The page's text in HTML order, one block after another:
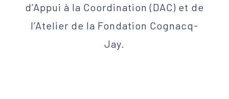
d’Appui à la Coordination (DAC) et de
l’Atelier de la Fondation Cognacq-
Jay.